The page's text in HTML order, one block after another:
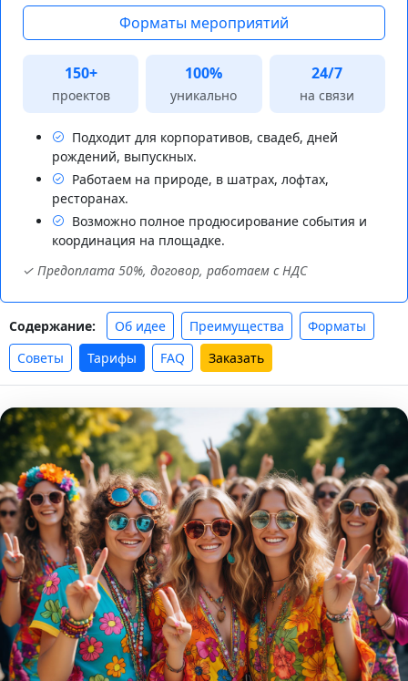
Форматы мероприятий
150+
проектов
100%
уникально
24/7
на связи
Подходит для корпоративов, свадеб, дней
рождений, выпускных.
Работаем на природе, в шатрах, лофтах,
ресторанах.
Возможно полное продюсирование события и
координация на площадке.
✓ Предоплата 50%, договор, работаем с НДС
Содержание: Об идее Преимущества
Форматы
Советы
Тарифы FAQ Заказать